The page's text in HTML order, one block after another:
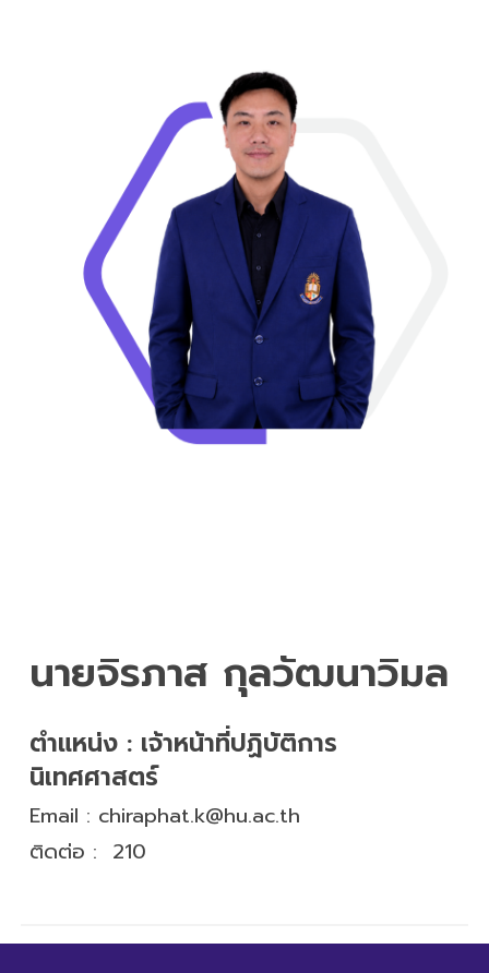
นายจิรภาส กุลวัฒนาวิมล
ตำแหน่ง : เจ้าหน้าที่ปฏิบัติการ
นิเทศศาสตร์
Email : chiraphat.k@hu.ac.th
ติดต่อ : 210